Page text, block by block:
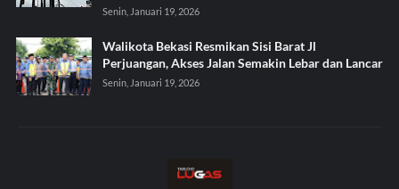
Senin, Januari 19, 2026
Walikota Bekasi Resmikan Sisi Barat Jl
Perjuangan, Akses Jalan Semakin Lebar dan Lancar
Senin, Januari 19, 2026